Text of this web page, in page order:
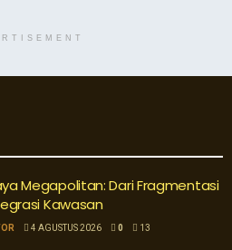
Megapolitan: Dari Fragmentasi
Kawasan
4 AGUSTUS 2026 0 13